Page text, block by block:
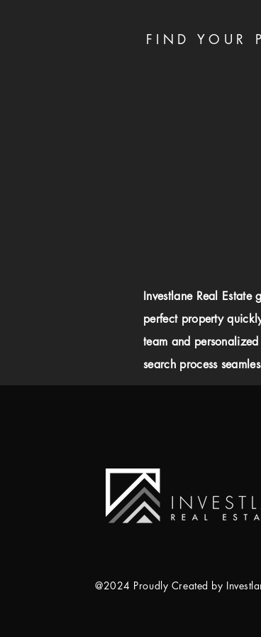
FIND YOUR
Investlane Real
perfect property
team and
search process
@2024 Proudly Created by